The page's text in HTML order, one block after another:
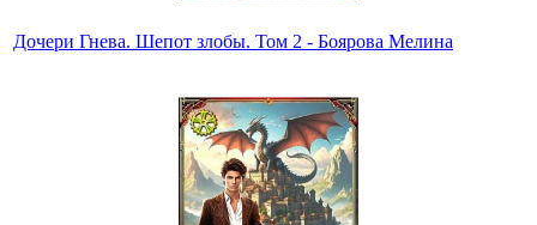
Дочери Гнева. Шепот злобы. Том 2 - Боярова Мелина